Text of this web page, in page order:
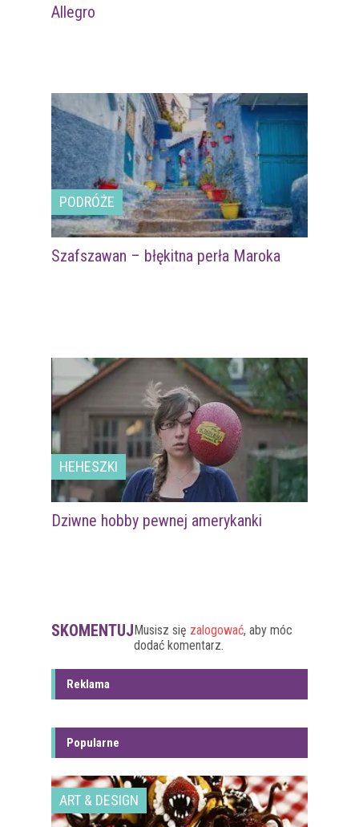
Allegro
PODRÓŻE
Szafszawan – błękitna perła Maroka
HEHESZKI
Dziwne hobby pewnej amerykanki
SKOMENTUJMusisz się zalogować, aby móc
dodać komentarz.
Reklama
Popularne
ART & DESIGN